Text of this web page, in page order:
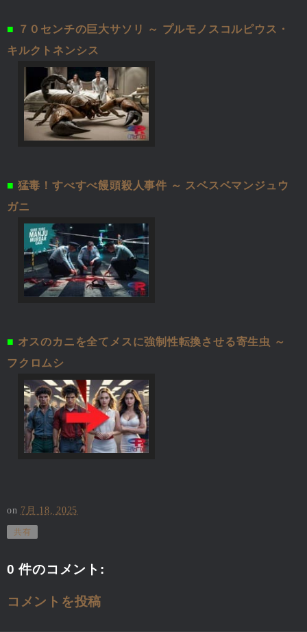
■
７０センチの巨大サソリ ～ プルモノスコルピウス・
キルクトネンシス
■ 猛毒！すべすべ饅頭殺人事件 ～ スベスベマンジュウ
ガニ
■ オスのカニを全てメスに強制性転換させる寄生虫 ～
フクロムシ
on 7月 18, 2025
共有
0 件のコメント:
コメントを投稿